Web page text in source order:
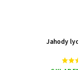
Mix